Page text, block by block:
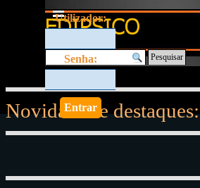
Saltar menu
Utilizador:
Senha: Pesquisar
Novidades e destaques: